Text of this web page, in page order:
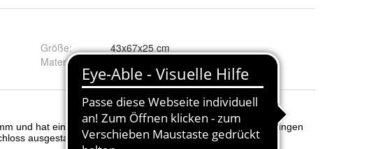
Größe:
43x67x25 cm
Material